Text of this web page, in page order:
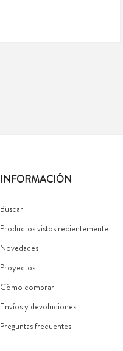
INFORMACIÓN
Buscar
Productos vistos recientemente
Novedades
Proyectos
Cómo comprar
Envíos y devoluciones
Preguntas frecuentes